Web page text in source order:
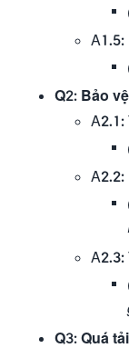
A1.5:
Q2: Bảo
A2.1:
A2.2:
A2.3:
Q3: Quá